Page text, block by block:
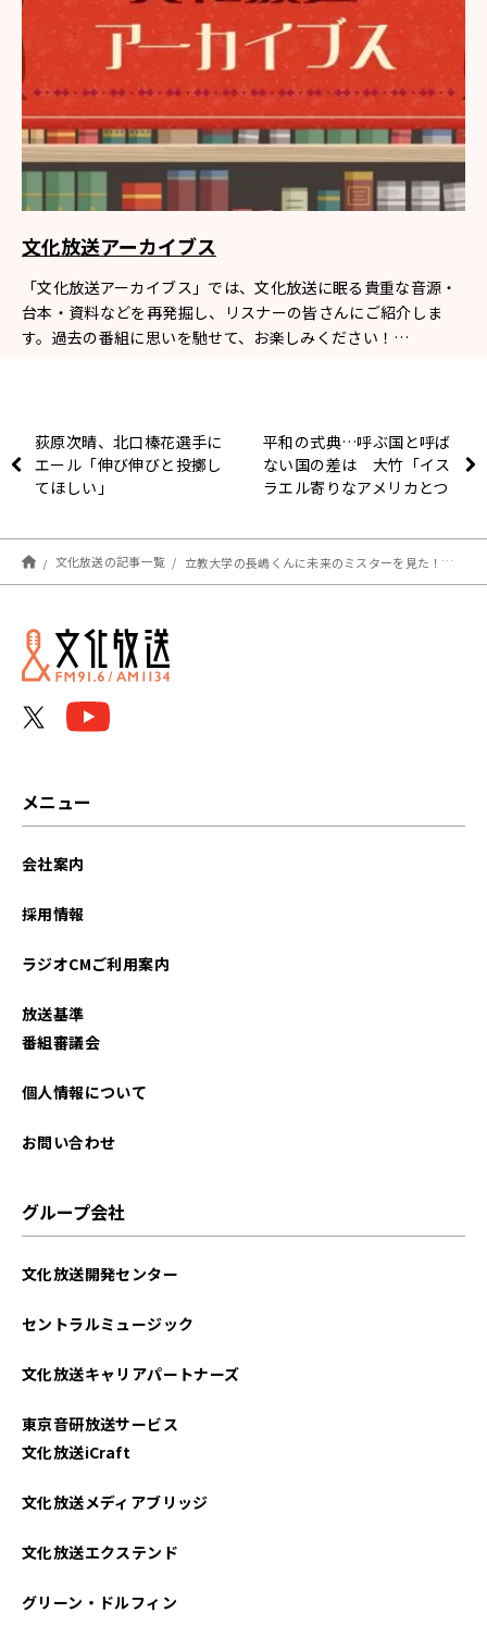
文化放送アーカイブス
「文化放送アーカイブス」では、文化放送に眠る貴重な音源・
台本・資料などを再発掘し、リスナーの皆さんにご紹介しま
す。過去の番組に思いを馳せて、お楽しみください！…
荻原次晴、北口榛花選手に
エール「伸び伸びと投擲し
てほしい」
平和の式典…呼ぶ国と呼ば
ない国の差は 大竹「イス
ラエル寄りなアメリカとつ
文化放送の記事一覧 立教大学の長嶋くんに未来のミスターを見た！【アーカイブの森 探訪記#4】
メニュー
会社案内
採用情報
ラジオCMご利用案内
放送基準
番組審議会
個人情報について
お問い合わせ
グループ会社
文化放送開発センター
セントラルミュージック
文化放送キャリアパートナーズ
東京音研放送サービス
文化放送iCraft
文化放送メディアブリッジ
文化放送エクステンド
グリーン・ドルフィン